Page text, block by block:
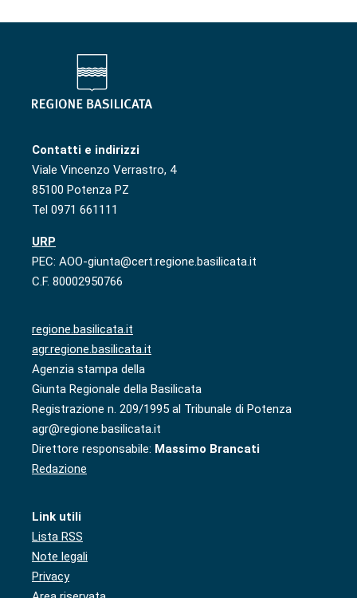
Contatti e indirizzi
Viale Vincenzo Verrastro, 4
85100 Potenza PZ
Tel 0971 661111
URP
PEC: AOO-giunta@cert.regione.basilicata.it
C.F. 80002950766
regione.basilicata.it
agr.regione.basilicata.it
Agenzia stampa della
Giunta Regionale della Basilicata
Registrazione n. 209/1995 al Tribunale di Potenza
agr@regione.basilicata.it
Direttore responsabile: Massimo Brancati
Redazione
Link utili
Lista RSS
Note legali
Privacy